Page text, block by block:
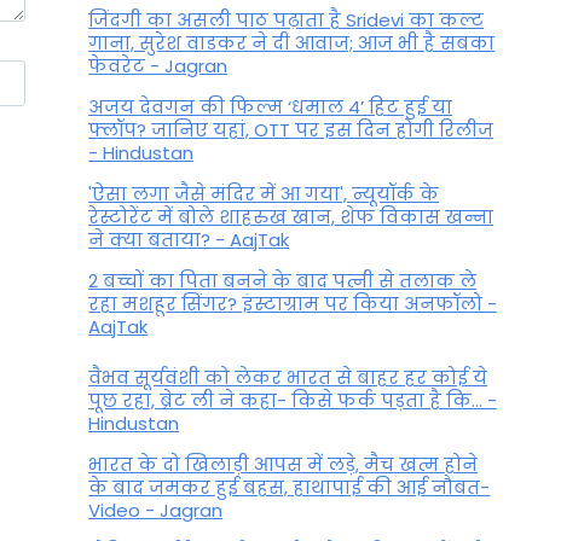
जिंदगी का असली पाठ पढ़ाता है Sridevi का कल्ट
गाना, सुरेश वाडकर ने दी आवाज; आज भी है सबका
फेवरेट - Jagran
अजय देवगन की फिल्म ‘धमाल 4’ हिट हुई या
फ्लॉप? जानिए यहां, OTT पर इस दिन होगी रिलीज
- Hindustan
'ऐसा लगा जैसे मंदिर में आ गया', न्यूयॉर्क के
रेस्टोरेंट में बोले शाहरुख खान, शेफ विकास खन्ना
ने क्या बताया? - AajTak
2 बच्चों का पिता बनने के बाद पत्नी से तलाक ले
रहा मशहूर सिंगर? इंस्टाग्राम पर किया अनफॉलो -
AajTak
वैभव सूर्यवंशी को लेकर भारत से बाहर हर कोई ये
पूछ रहा, ब्रेट ली ने कहा- किसे फर्क पड़ता है कि… -
Hindustan
भारत के दो खिलाड़ी आपस में लड़े, मैच खत्म होने
के बाद जमकर हुई बहस, हाथापाई की आई नौबत-
Video - Jagran